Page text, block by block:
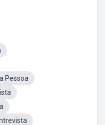
Pessoa